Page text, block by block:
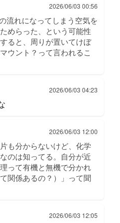
2026/06/03 00:56
流れになってしまう空気を
めらった、という可能性
ると、周りが置いてけぼ
ウント？って言われるこ
2026/06/03 04:23
2026/06/03 12:00
も分からないけど、化学
のは知ってる。自分が近
って有機と無機で分かれ
関係あるの？）」って聞
2026/06/03 12:05